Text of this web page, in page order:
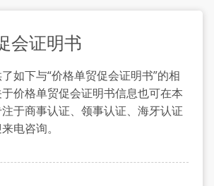
会证明书
如下与“价格单贸促会证明书”的相
价格单贸促会证明书信息也可在本
于商事认证、领事认证、海牙认证
电咨询。